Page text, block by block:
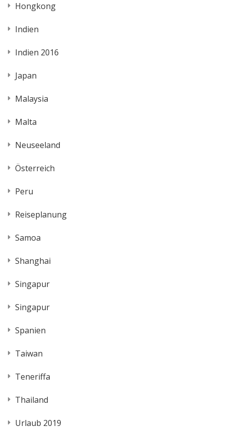
Hongkong
Indien
Indien 2016
Japan
Malaysia
Malta
Neuseeland
Österreich
Peru
Reiseplanung
Samoa
Shanghai
Singapur
Singapur
Spanien
Taiwan
Teneriffa
Thailand
Urlaub 2019